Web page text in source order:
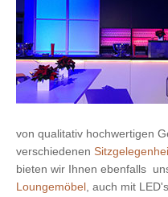
von qualitativ hochwertigen
verschiedenen
bieten wir Ihnen ebenfalls
Loungemöbel , auch mit